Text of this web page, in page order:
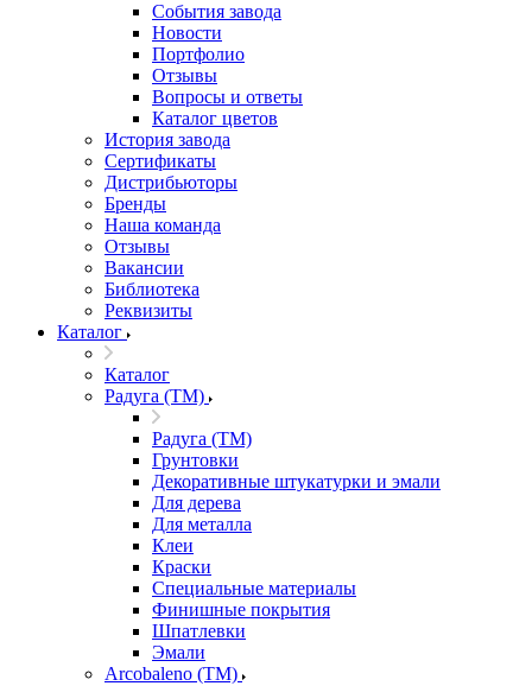
События завода
Новости
Портфолио
Отзывы
Вопросы и ответы
Каталог цветов
История завода
Сертификаты
Дистрибьюторы
Бренды
Наша команда
Отзывы
Вакансии
Библиотека
Реквизиты
Каталог
Каталог
Радуга (ТМ)
Радуга (ТМ)
Грунтовки
Декоративные штукатурки и эмали
Для дерева
Для металла
Клеи
Краски
Специальные материалы
Финишные покрытия
Шпатлевки
Эмали
Arcobaleno (ТМ)